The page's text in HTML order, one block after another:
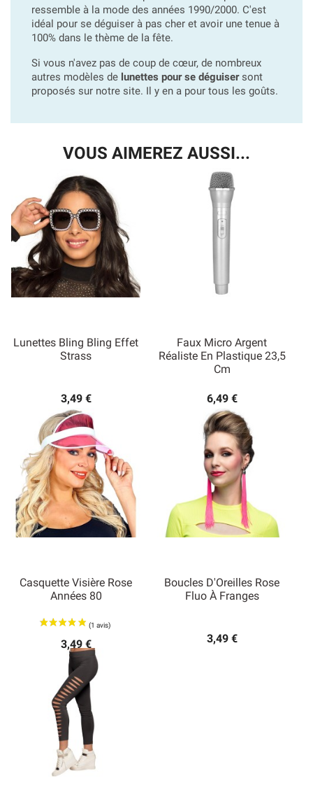
ressemble à la mode des années 1990/2000. C'est
idéal pour se déguiser à pas cher et avoir une tenue à
100% dans le thème de la fête.
Si vous n'avez pas de coup de cœur, de nombreux
autres modèles de lunettes pour se déguisersont
proposés sur notre site. Il y en a pour tous les goûts.
VOUS AIMEREZ AUSSI...
Lunettes Bling Bling Effet
Strass
3,49 €
Faux Micro Argent
Réaliste En Plastique 23,5
Cm
6,49 €
Casquette Visière Rose
Années 80
3,49 €
Boucles D'Oreilles Rose
Fluo À Franges
3,49 €